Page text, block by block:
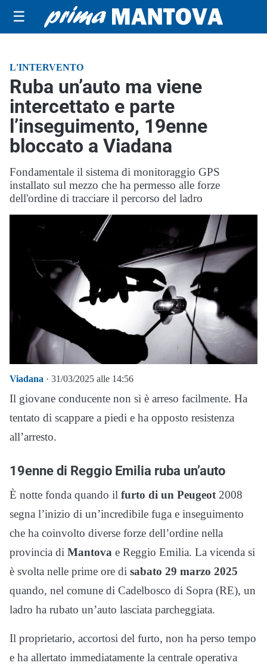
☰
L'INTERVENTO
Ruba un’auto ma viene
intercettato e parte
l’inseguimento, 19enne
bloccato a Viadana
Fondamentale il sistema di monitoraggio GPS
installato sul mezzo che ha permesso alle forze
dell'ordine di tracciare il percorso del ladro
Viadana · 31/03/2025 alle 14:56
Il giovane conducente non si è arreso facilmente. Ha
tentato di scappare a piedi e ha opposto resistenza
all’arresto.
19enne di Reggio Emilia ruba un’auto
È notte fonda quando il furto di un Peugeot 2008
segna l’inizio di un’incredibile fuga e inseguimento
che ha coinvolto diverse forze dell’ordine nella
provincia di Mantova e Reggio Emilia. La vicenda si
è svolta nelle prime ore di sabato 29 marzo 2025
quando, nel comune di Cadelbosco di Sopra (RE), un
ladro ha rubato un’auto lasciata parcheggiata.
Il proprietario, accortosi del furto, non ha perso tempo
e ha allertato immediatamente la centrale operativa